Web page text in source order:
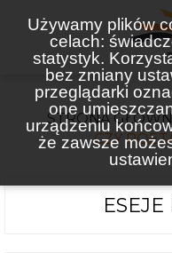
Używamy plików
celach:
statystyk.
bez zmiany
przeglądarki
one
urządzeniu
że zawsze
STRONA
CZY